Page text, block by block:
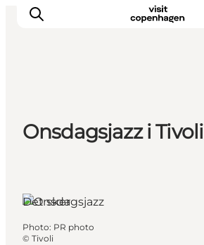
Aktiviteter
Mat och dryck
Onsdagsjazz i Tivoli
Det sker
Photo: PR photo
© Tivoli